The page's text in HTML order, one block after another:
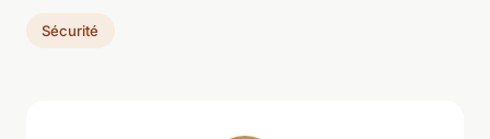
Sécurité